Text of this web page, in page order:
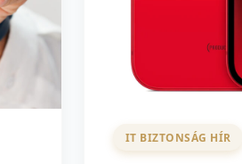
IT BIZTONSÁG HÍR